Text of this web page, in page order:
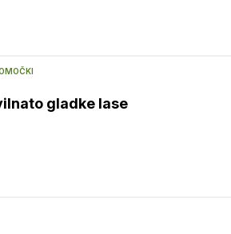
gladke lase